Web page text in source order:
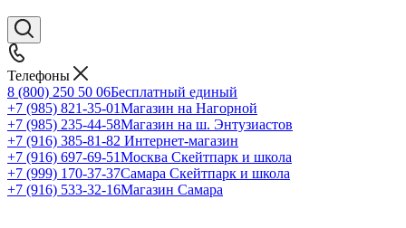
Телефоны
8 (800) 250 50 06Бесплатный единый
+7 (985) 821-35-01Магазин на Нагорной
+7 (985) 235-44-58Магазин на ш. Энтузиастов
+7 (916) 385-81-82 Интернет-магазин
+7 (916) 697-69-51Москва Скейтпарк и школа
+7 (999) 170-37-37Самара Скейтпарк и школа
+7 (916) 533-32-16Магазин Самара